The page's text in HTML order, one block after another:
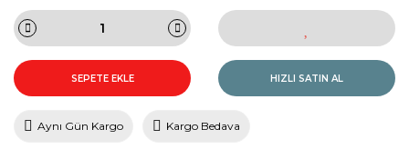
SEPETE EKLE HIZLI SATIN AL
Aynı Gün Kargo Kargo Bedava